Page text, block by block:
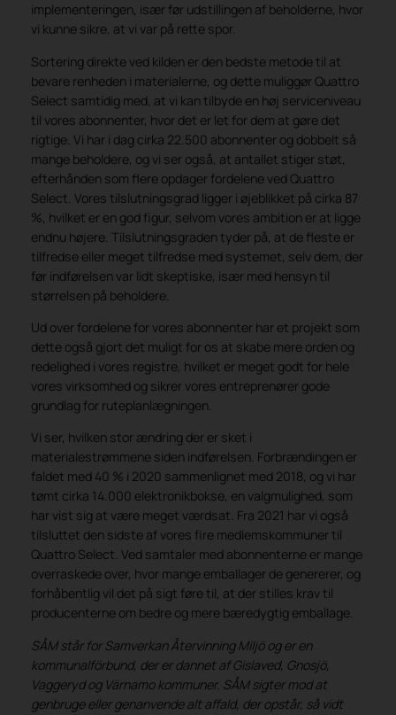
implementeringen, især før udstillingen af beholderne, hvor
vi kunne sikre, at vi var på rette spor.
Sortering direkte ved kilden er den bedste metode til at
bevare renheden i materialerne, og dette muliggør Quattro
Select samtidig med, at vi kan tilbyde en høj serviceniveau
til vores abonnenter, hvor det er let for dem at gøre det
rigtige. Vi har i dag cirka 22.500 abonnenter og dobbelt så
mange beholdere, og vi ser også, at antallet stiger støt,
efterhånden som flere opdager fordelene ved Quattro
Select. Vores tilslutningsgrad ligger i øjeblikket på cirka 87
%, hvilket er en god figur, selvom vores ambition er at ligge
endnu højere. Tilslutningsgraden tyder på, at de fleste er
tilfredse eller meget tilfredse med systemet, selv dem, der
før indførelsen var lidt skeptiske, især med hensyn til
størrelsen på beholdere.
Ud over fordelene for vores abonnenter har et projekt som
dette også gjort det muligt for os at skabe mere orden og
redelighed i vores registre, hvilket er meget godt for hele
vores virksomhed og sikrer vores entreprenører gode
grundlag for ruteplanlægningen.
Vi ser, hvilken stor ændring der er sket i
materialestrømmene siden indførelsen. Forbrændingen er
faldet med 40 % i 2020 sammenlignet med 2018, og vi har
tømt cirka 14.000 elektronikbokse, en valgmulighed, som
har vist sig at være meget værdsat. Fra 2021 har vi også
tilsluttet den sidste af vores fire medlemskommuner til
Quattro Select. Ved samtaler med abonnenterne er mange
overraskede over, hvor mange emballager de genererer, og
forhåbentlig vil det på sigt føre til, at der stilles krav til
producenterne om bedre og mere bæredygtig emballage.
SÅM står for Samverkan Återvinning Miljö og er en
kommunalförbund, der er dannet af Gislaved, Gnosjö,
Vaggeryd og Värnamo kommuner. SÅM sigter mod at
genbruge eller genanvende alt affald, der opstår, så vidt